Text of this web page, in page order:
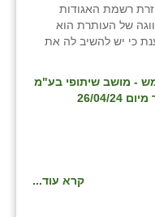
רשמת האגודות
הוחלט כי סיווגה של העותרת הוא
כי יש להשיב לה את
2112-03-23 הר שמש - מושב שיתופי בע"מ
04/24
קרא עוד...